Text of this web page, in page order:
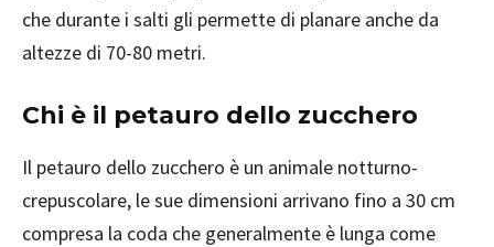
che durante i salti gli permette di planare anche da
altezze di 70-80 metri.
Chi è il petauro dello zucchero
Il petauro dello zucchero è un animale notturno-
crepuscolare, le sue dimensioni arrivano fino a 30 cm
compresa la coda che generalmente è lunga come